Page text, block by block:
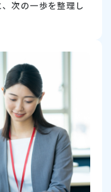
次の一歩を整理し